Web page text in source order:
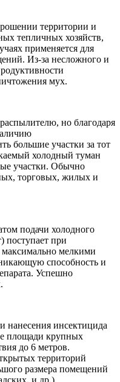
территории и
тепличных хозяйств,
применяется для
Из-за несложного и
мух.
но благодаря
большие участки за тот
холодный туман
участки. Обычно
торговых, жилых и
подачи холодного
поступает при
максимально мелкими
способность и
Успешно
нанесения инсектицида
площади крупных
до 6 метров.
территорий
размера помещений
и др.)